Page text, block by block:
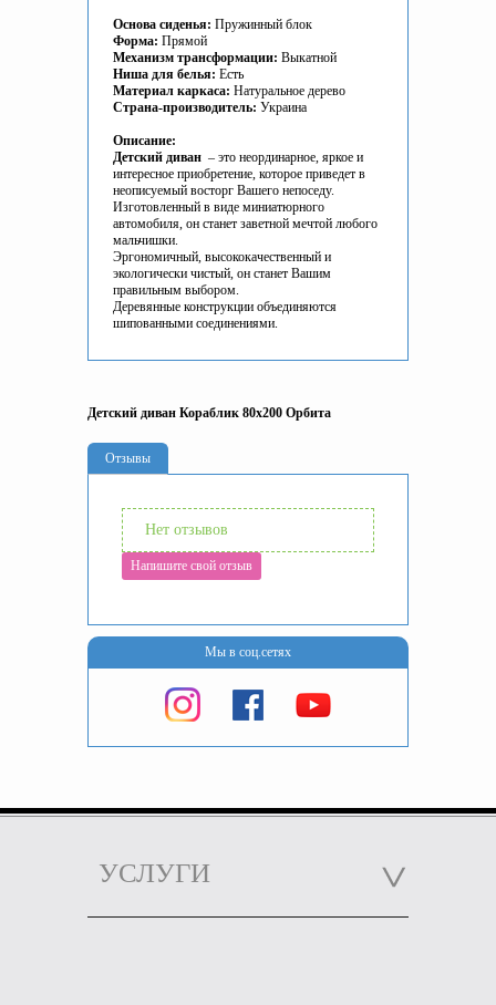
Основа сиденья: Пружинный блок
Форма: Прямой
Механизм трансформации: Выкатной
Ниша для белья: Есть
Материал каркаса: Натуральное дерево
Страна-производитель: Украина
Описание:
Детский диван – это неординарное, яркое и
интересное приобретение, которое приведет в
неописуемый восторг Вашего непоседу.
Изготовленный в виде миниатюрного
автомобиля, он станет заветной мечтой любого
мальчишки.
Эргономичный, высококачественный и
экологически чистый, он станет Вашим
правильным выбором.
Деревянные конструкции объединяются
шипованными соединениями.
Детский диван Кораблик 80х200 Орбита
Отзывы
Нет отзывов
Напишите свой отзыв
Мы в соц.сетях
УСЛУГИ